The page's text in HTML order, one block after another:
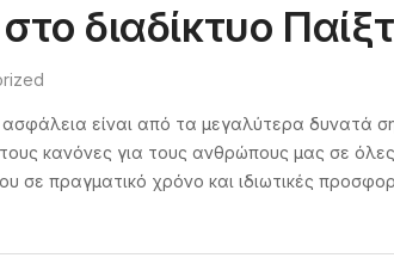
διαδίκτυο
ασφάλεια είναι από τα μεγαλύτερα δυνατά
κανόνες για τους ανθρώπους μας σε
σε πραγματικό χρόνο και ιδιωτικές